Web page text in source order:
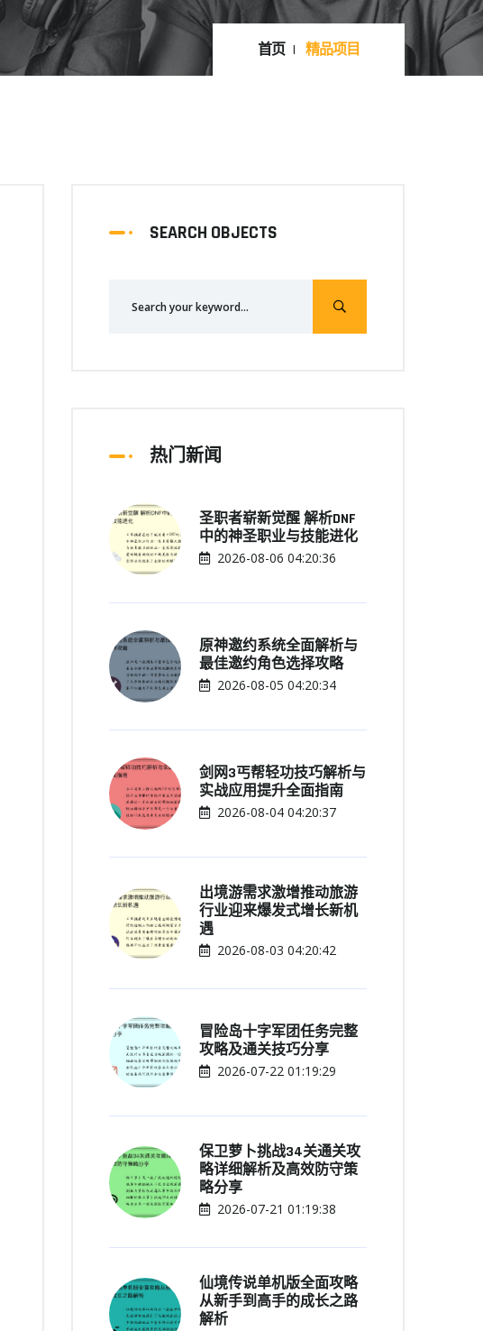
首页 精品项目
SEARCH OBJECTS
热门新闻
圣职者崭新觉醒 解析DNF
中的神圣职业与技能进化
2026-08-06 04:20:36
原神邀约系统全面解析与
最佳邀约角色选择攻略
2026-08-05 04:20:34
剑网3丐帮轻功技巧解析与
实战应用提升全面指南
2026-08-04 04:20:37
出境游需求激增推动旅游
行业迎来爆发式增长新机
遇
2026-08-03 04:20:42
冒险岛十字军团任务完整
攻略及通关技巧分享
2026-07-22 01:19:29
保卫萝卜挑战34关通关攻
略详细解析及高效防守策
略分享
2026-07-21 01:19:38
仙境传说单机版全面攻略
从新手到高手的成长之路
解析